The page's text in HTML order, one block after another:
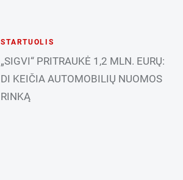
STARTUOLIS
„SIGVI“ PRITRAUKĖ 1,2 MLN. EURŲ:
DI KEIČIA AUTOMOBILIŲ NUOMOS
RINKĄ